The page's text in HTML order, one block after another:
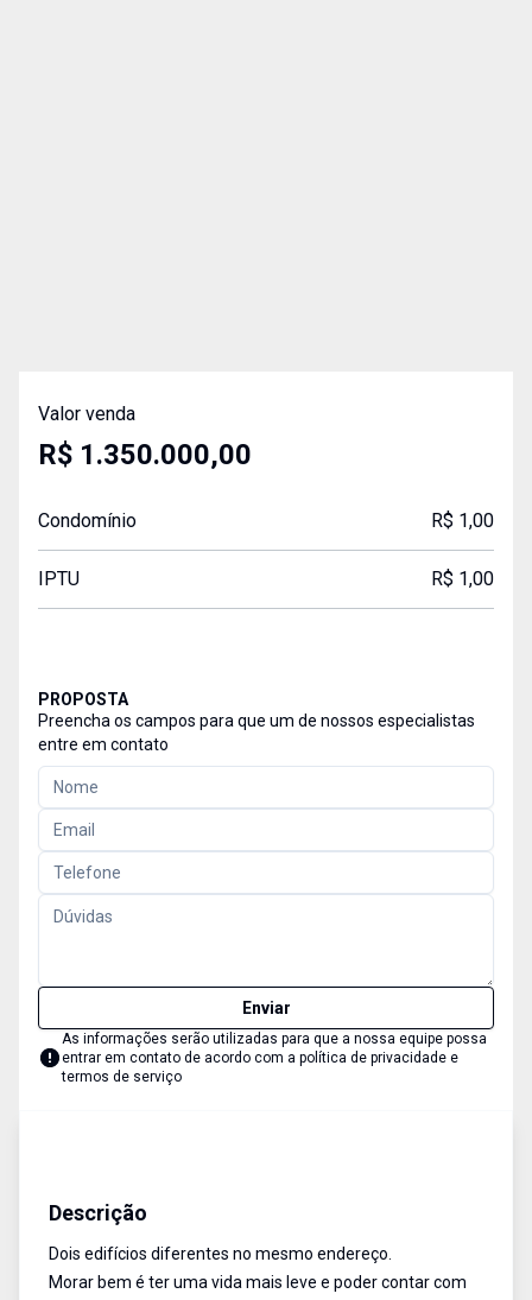
Valor venda
R$ 1.350.000,00
Condomínio R$ 1,00
IPTU R$ 1,00
PROPOSTA
Preencha os campos para que um de nossos especialistas
entre em contato
Enviar
As informações serão utilizadas para que a nossa equipe possa
entrar em contato de acordo com a política de privacidade e
termos de serviço
Descrição
Dois edifícios diferentes no mesmo endereço.
Morar bem é ter uma vida mais leve e poder contar com